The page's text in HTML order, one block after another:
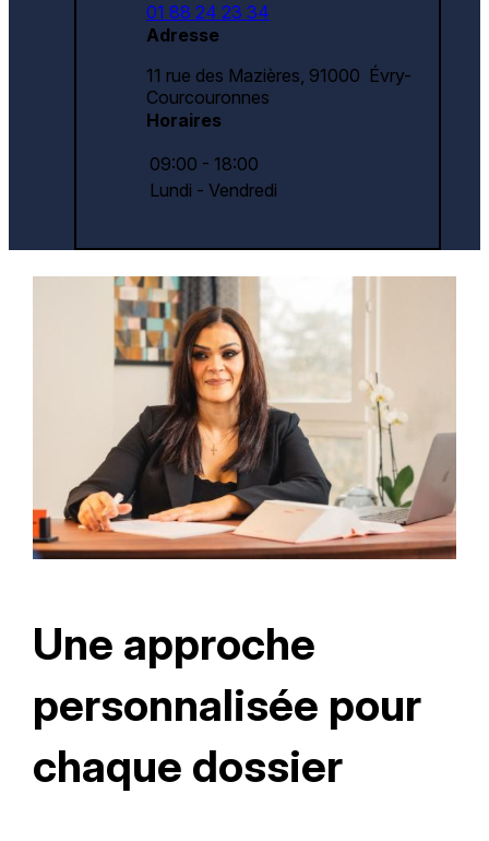
01 88 24 23 34
Adresse
11 rue des Mazières, 91000 Évry-
Courcouronnes
Horaires
09:00 - 18:00
Lundi - Vendredi
Une approche
personnalisée pour
chaque dossier